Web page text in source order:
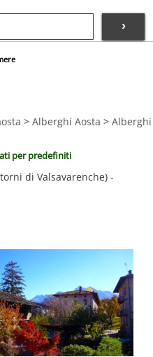
›
> Alberghi Aosta > Alberghi
per predefiniti
di Valsavarenche) -